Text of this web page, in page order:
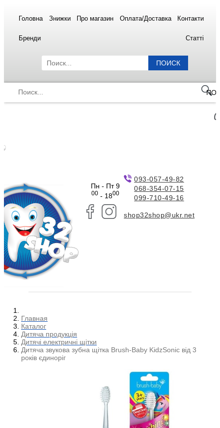
Головна Знижки Про магазин Оплата/Доставка Контакти
Бренди Статті
ПОИСК
Пн - Пт 9
00- 1800
093-057-49-82
068-354-07-15
099-710-49-16
shop32shop@ukr.net
Главная
Каталог
Дитяча продукція
Дитячі електричні щітки
Дитяча звукова зубна щітка Brush-Baby KidzSonic від 3
років єдиноріг